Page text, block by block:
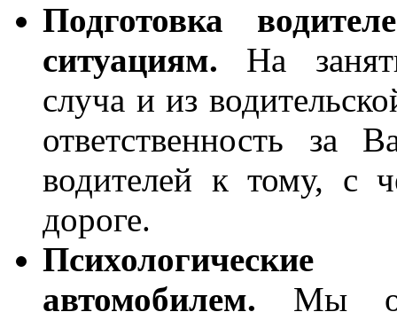
Подготовка
ситуациям. На
случа и из
ответственность за
водителей к тому, с
дороге.
автомобилем. Мы